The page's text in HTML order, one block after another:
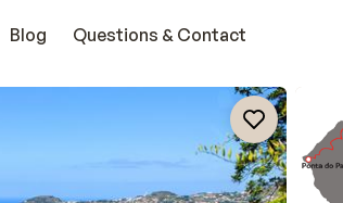
Blog Questions & Contact